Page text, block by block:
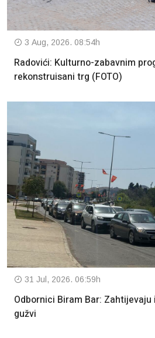
3 Aug, 2026. 08:54h
Radovići: Kulturno-zabavnim
rekonstruisani trg (FOTO)
31 Jul, 2026. 06:59h
Odbornici Biram Bar:
gužvi